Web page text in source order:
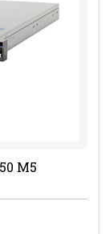
M5